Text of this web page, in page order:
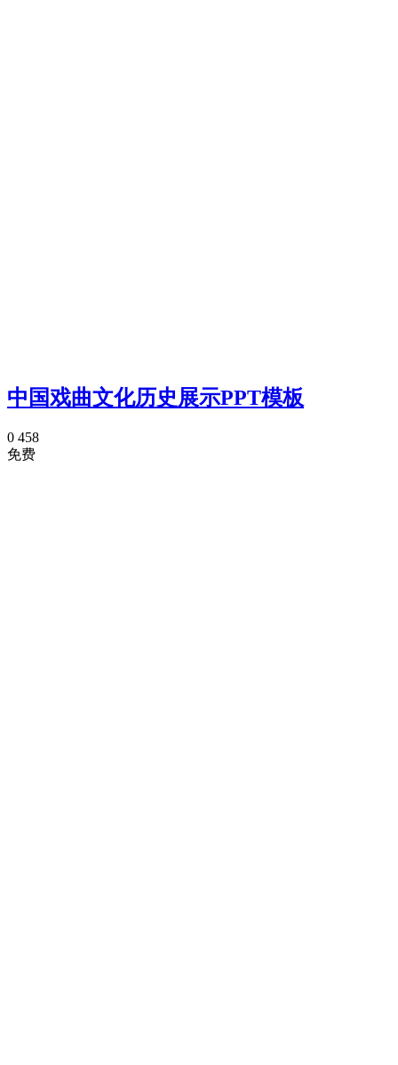
中国戏曲文化历史展示PPT模板
0 458
免费